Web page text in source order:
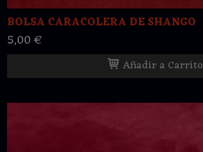
BOLSA CARACOLERA DE SHANGO
5,00 €
Añadir a Carrito